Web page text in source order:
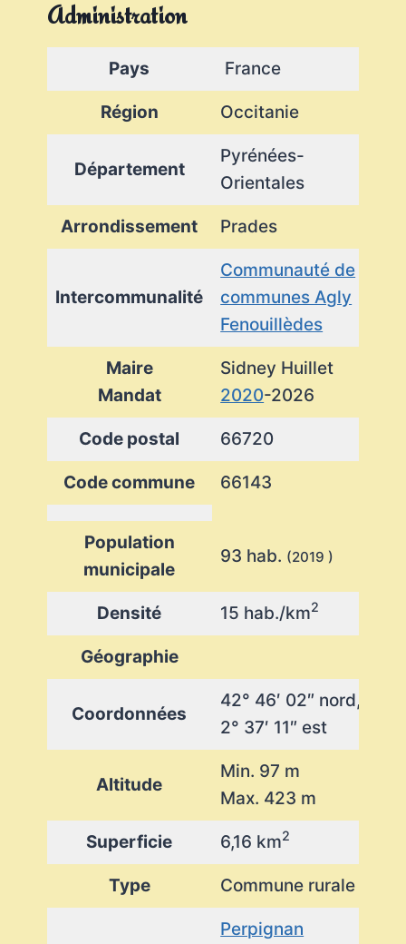
Administration
Pays France
Région Occitanie
Département
Pyrénées-
Orientales
Arrondissement Prades
Intercommunalité
Communauté de
communes Agly
Fenouillèdes
Maire
Mandat
Sidney Huillet
2020-2026
Code postal 66720
Code commune 66143
Population
municipale
93 hab. (2019 )
Densité 15 hab./km2
Géographie
Coordonnées
42° 46′ 02″ nord,
2° 37′ 11″ est
Altitude
Min. 97 m
Max. 423 m
Superficie 6,16 km2
Type Commune rurale
Perpignan